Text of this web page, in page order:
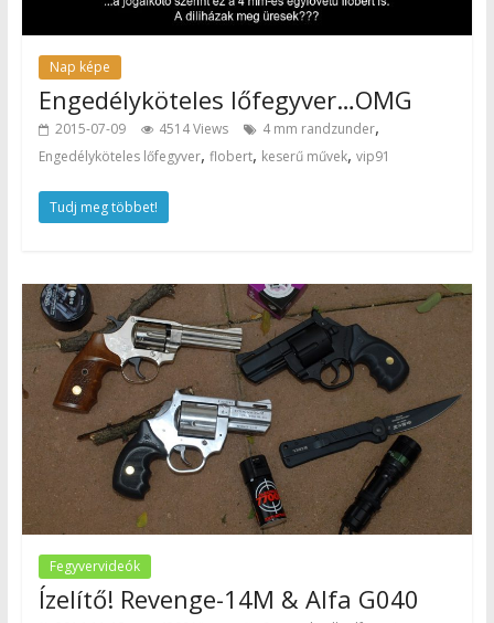
Nap képe
Engedélyköteles lőfegyver…OMG
2015-07-09 4514 Views 4 mm randzunder,
Engedélyköteles lőfegyver, flobert, keserű művek, vip91
Tudj meg többet!
Fegyvervideók
Ízelítő! Revenge-14M & Alfa G040